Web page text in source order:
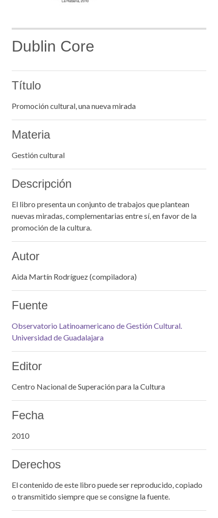
Dublin Core
Título
Promoción cultural, una nueva mirada
Materia
Gestión cultural
Descripción
El libro presenta un conjunto de trabajos que plantean
nuevas miradas, complementarias entre sí, en favor de la
promoción de la cultura.
Autor
Aida Martín Rodríguez (compiladora)
Fuente
Observatorio Latinoamericano de Gestión Cultural.
Universidad de Guadalajara
Editor
Centro Nacional de Superación para la Cultura
Fecha
2010
Derechos
El contenido de este libro puede ser reproducido, copiado
o transmitido siempre que se consigne la fuente.